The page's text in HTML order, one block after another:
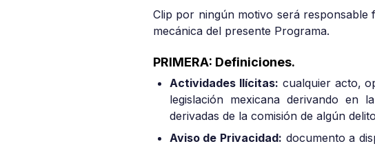
Clip por ningún motivo será responsable
mecánica del presente Programa.
PRIMERA: Definiciones.
Actividades Ilícitas: cualquier acto,
legislación mexicana derivando en
derivadas de la comisión de algún
Aviso de Privacidad: documento a